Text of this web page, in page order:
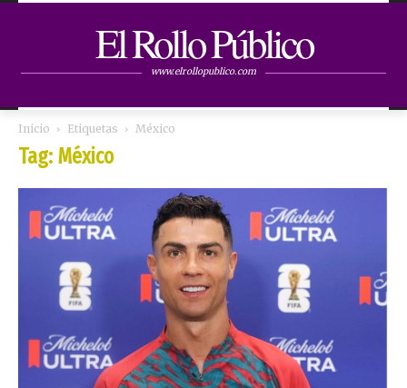
El Rollo Público
www.elrollopublico.com
Inicio Etiquetas México
Tag: México